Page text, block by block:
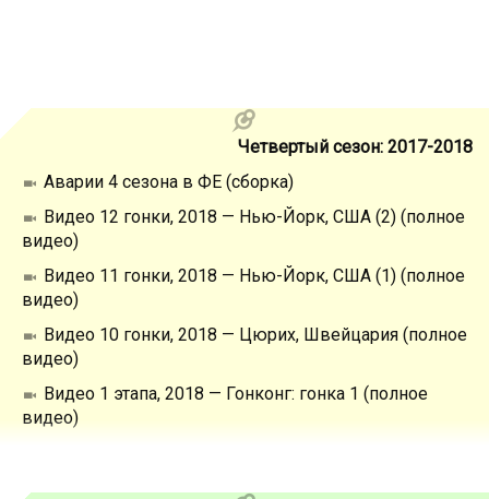
Четвертый сезон: 2017-2018
Аварии 4 сезона в ФЕ (сборка)
Видео 12 гонки, 2018 — Нью-Йорк, США (2) (полное
видео)
Видео 11 гонки, 2018 — Нью-Йорк, США (1) (полное
видео)
Видео 10 гонки, 2018 — Цюрих, Швейцария (полное
видео)
Видео 1 этапа, 2018 — Гонконг: гонка 1 (полное
видео)